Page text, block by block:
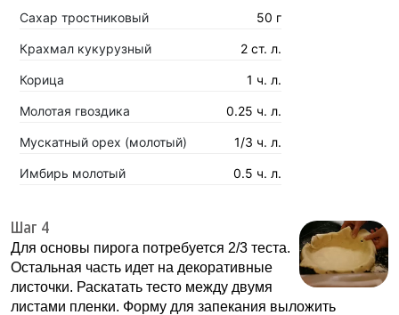
Сахар тростниковый 50 г
Крахмал кукурузный 2 ст. л.
Корица 1 ч. л.
Молотая гвоздика 0.25 ч. л.
Мускатный орех (молотый) 1/3 ч. л.
Имбирь молотый 0.5 ч. л.
Шаг 4
Для основы пирога потребуется 2/3 теста.
Остальная часть идет на декоративные
листочки. Раскатать тесто между двумя
листами пленки. Форму для запекания выложить